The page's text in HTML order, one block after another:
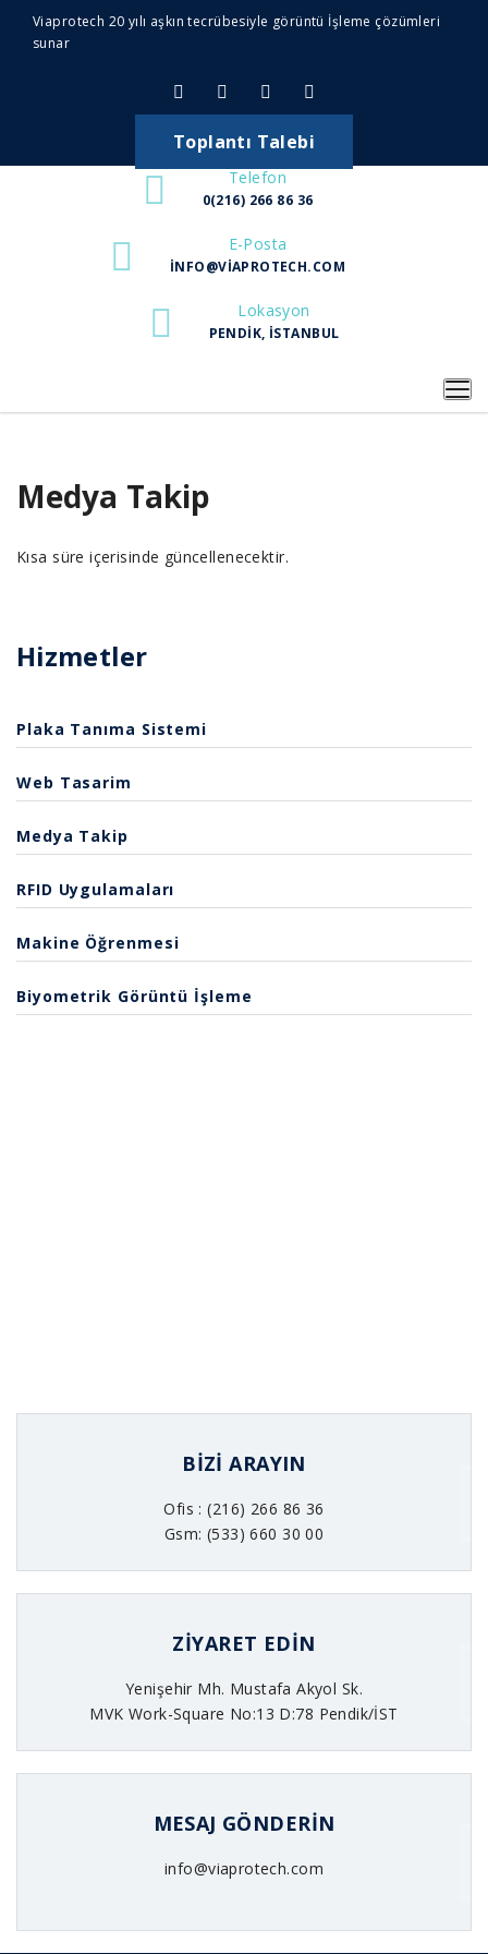
Viaprotech 20 yılı aşkın tecrübesiyle görüntü İşleme çözümleri
sunar
Toplantı Talebi
Telefon
0(216) 266 86 36
E-Posta
INFO@VIAPROTECH.COM
Lokasyon
PENDIK, İSTANBUL
Medya Takip
Kısa süre içerisinde güncellenecektir.
Hizmetler
Plaka Tanıma Sistemi
Web Tasarim
Medya Takip
RFID Uygulamaları
Makine Öğrenmesi
Biyometrik Görüntü İşleme
BIZI ARAYIN
Ofis : (216) 266 86 36
Gsm: (533) 660 30 00
ZIYARET EDIN
Yenişehir Mh. Mustafa Akyol Sk.
MVK Work-Square No:13 D:78 Pendik/İST
MESAJ GÖNDERIN
info@viaprotech.com